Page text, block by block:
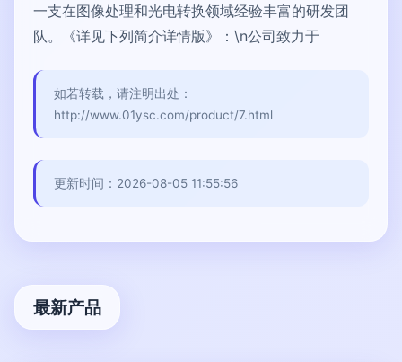
一支在图像处理和光电转换领域经验丰富的研发团
队。《详见下列简介详情版》：\n公司致力于
如若转载，请注明出处：
http://www.01ysc.com/product/7.html
更新时间：2026-08-05 11:55:56
最新产品